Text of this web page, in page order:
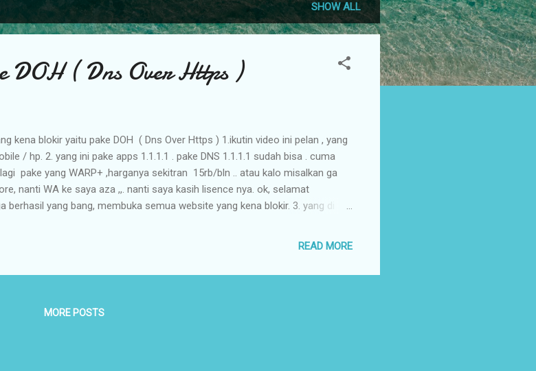
SHOW ALL
DOH ( Dns Over Https )
kena blokir yaitu pake DOH ( Dns Over Https ) 1.ikutin video ini pelan , yang
/ hp. 2. yang ini pake apps 1.1.1.1 . pake DNS 1.1.1.1 sudah bisa . cuma
pake yang WARP+ ,harganya sekitran 15rb/bln .. atau kalo misalkan ga
nanti WA ke saya aza ,,. nanti saya kasih lisence nya. ok, selamat
berhasil yang bang, membuka semua website yang kena blokir. 3. yang di
READ MORE
MORE POSTS